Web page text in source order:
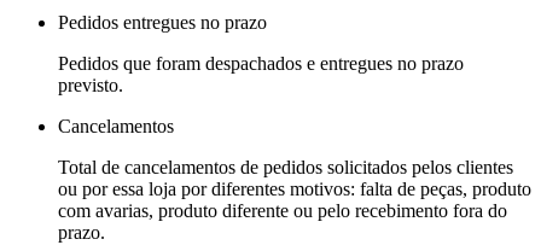
Pedidos entregues no prazo
Pedidos que foram despachados e entregues no prazo
previsto.
Cancelamentos
Total de cancelamentos de pedidos solicitados pelos clientes
ou por essa loja por diferentes motivos: falta de peças, produto
com avarias, produto diferente ou pelo recebimento fora do
prazo.